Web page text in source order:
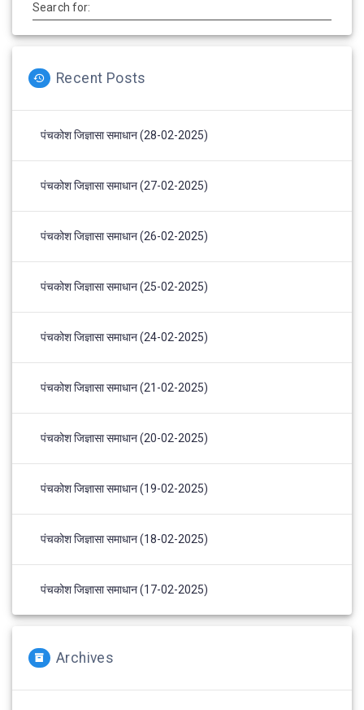
Search for:
Recent Posts
पंचकोश जिज्ञासा समाधान (28-02-2025)
पंचकोश जिज्ञासा समाधान (27-02-2025)
पंचकोश जिज्ञासा समाधान (26-02-2025)
पंचकोश जिज्ञासा समाधान (25-02-2025)
पंचकोश जिज्ञासा समाधान (24-02-2025)
पंचकोश जिज्ञासा समाधान (21-02-2025)
पंचकोश जिज्ञासा समाधान (20-02-2025)
पंचकोश जिज्ञासा समाधान (19-02-2025)
पंचकोश जिज्ञासा समाधान (18-02-2025)
पंचकोश जिज्ञासा समाधान (17-02-2025)
Archives